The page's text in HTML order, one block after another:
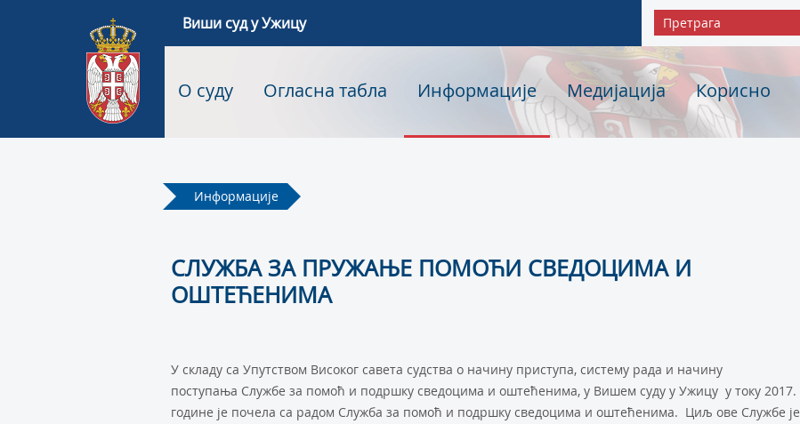
Виши суд у Ужицу
О суду Огласна табла Информације Медијација Корисно
Информације
СЛУЖБА ЗА ПРУЖАЊЕ ПОМОЋИ СВЕДОЦИМА И
ОШТЕЋЕНИМА
У складу са Упутством Високог савета судства о начину приступа, систему рада и начину
поступања Службе за помоћ и подршку сведоцима и оштећенима, у Вишем суду у Ужицу у току 2017.
године је почела са радом Служба за помоћ и подршку сведоцима и оштећенима. Циљ ове Службе је